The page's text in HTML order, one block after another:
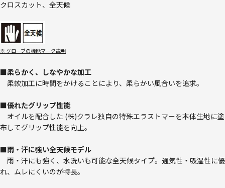
クロスカット、全天候
※ グローブの機能マーク説明
■柔らかく、しなやかな加工
柔軟加工に時間をかけることにより、柔らかい風合いを追求。
■優れたグリップ性能
オイルを配合した (株)クラレ独自の特殊エラストマーを本体生地に塗
布してグリップ性能を向上。
■雨・汗に強い全天候モデル
雨・汗にも強く、水洗いも可能な全天候タイプ。通気性・吸湿性に優
れ、ムレにくいのが特長。